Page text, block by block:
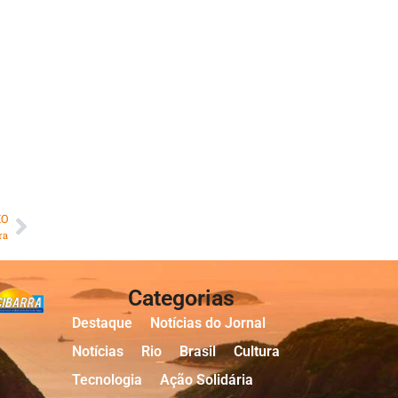
Categorias
Destaque
Notícias do Jornal
Notícias
Rio Brasil
Cultura
Tecnologia
Ação Solidária